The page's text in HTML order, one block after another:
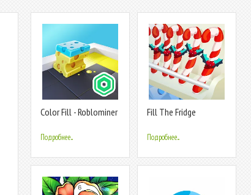
Color Fill - Roblominer
Подробнее...
Fill The Fridge
Подробнее...